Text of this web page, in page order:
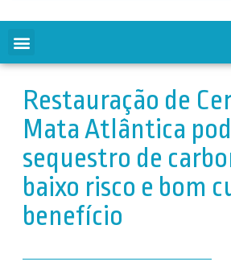
Restauração de
Mata Atlântica
sequestro de
baixo risco e bom
benefício